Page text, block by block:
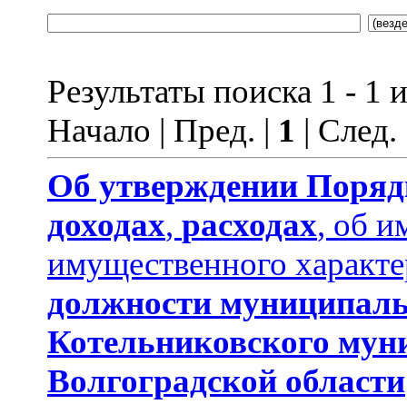
Результаты поиска 1 - 1
Начало | Пред. | 1 |
Об утверждении
доходах, расходах, об
имущественного
должности
Котельниковского
Волгоградской области